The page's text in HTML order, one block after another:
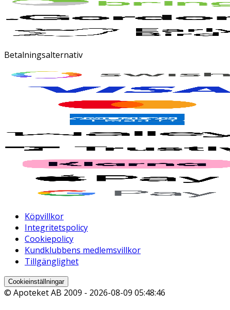
Betalningsalternativ
Köpvillkor
Integritetspolicy
Cookiepolicy
Kundklubbens medlemsvillkor
Tillgänglighet
Cookieinställningar
© Apoteket AB 2009 - 2026-08-09 05:48:46